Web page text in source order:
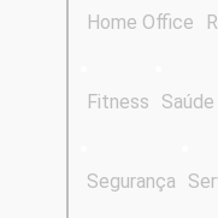
Home Office
Fitness
Segurança